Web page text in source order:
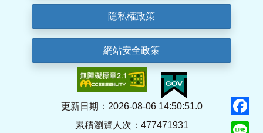
隱私權政策
網站安全政策
更新日期：2026-08-06 14:50:51.0
累積瀏覽人次：477471931